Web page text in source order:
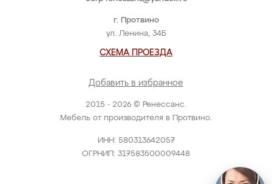
2015 - 2026 © Ренессанс.
Мебель от производителя в Протвино.
ИНН: 580313642057
ОГРНИП: 317583500009448
г. Протвино
ул. Ленина, 34Б
СХЕМА ПРОЕЗДА
Добавить в избранное